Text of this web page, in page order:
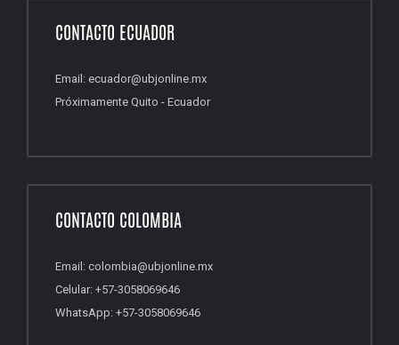
CONTACTO ECUADOR
Email: ecuador@ubjonline.mx
Próximamente Quito - Ecuador
CONTACTO COLOMBIA
Email: colombia@ubjonline.mx
Celular: +57-3058069646
WhatsApp: +57-3058069646